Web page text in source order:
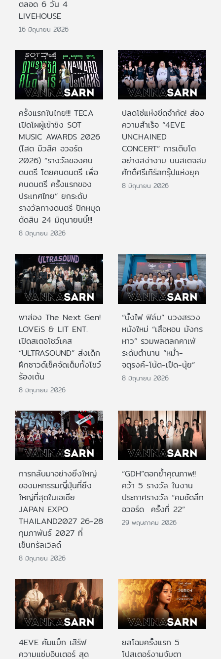
ตลอด 6 วัน 4
LIVEHOUSE
16 มิถุนายน 2026
ครั้งแรกในไทย!!! TECA
เปิดโผผู้เข้าชิง SOT
MUSIC AWARDS 2026
(โสต มิวสิค อวอร์ด
2026) “รางวัลของคน
ดนตรี โดยคนดนตรี เพื่อ
คนดนตรี ครั้งแรกของ
ประเทศไทย” ยกระดับ
รางวัลทางดนตรี ปักหมุด
ตัดสิน 24 มิถุนายนนี้!!!
8 มิถุนายน 2026
ปลดโซ่แห่งขีดจำกัด! ส่อง
ความสำเร็จ “4EVE
UNCHAINED
CONCERT” การเติบโต
อย่างสง่างาม บนสเตจสม
ศักดิ์ศรีเกิร์ลกรุ๊ปแห่งยุค
8 มิถุนายน 2026
พาส่อง The Next Gen!
LOVEiS & LIT ENT.
เปิดสเตจโชว์เคส
“ULTRASOUND” ส่งเด็ก
ฝึกซาวด์เช็คจัดเต็มทั้งโชว์
ร้องเต้น
8 มิถุนายน 2026
“บั้งไฟ ฟิล์ม” บวงสรวง
หนังใหม่ “เสือหอน มังกร
หาว” รวมพลตลกคาเฟ่
ระดับตำนาน “หม่ำ-
จตุรงค์-โน้ต-เป็ด-นุ้ย”
8 มิถุนายน 2026
การกลับมาอย่างยิ่งใหญ่
ของมหกรรมญี่ปุ่นที่ยิ่ง
ใหญ่ที่สุดในเอเชีย
JAPAN EXPO
THAILAND2027 26-28
กุมภาพันธ์ 2027 ที่
เซ็นทรัลเวิลด์
8 มิถุนายน 2026
“GDH”ตอกย้ำคุณภาพ!!
คว้า 5 รางวัล ในงาน
ประกาศรางวัล “คมชัดลึก
อวอร์ด ครั้งที่ 22”
29 พฤษภาคม 2026
4EVE คัมแบ็ก เสิร์ฟ
ความแซ่บอินเตอร์ สุด
ยลโฉมครั้งแรก 5
โปสเตอร์งามจับตา